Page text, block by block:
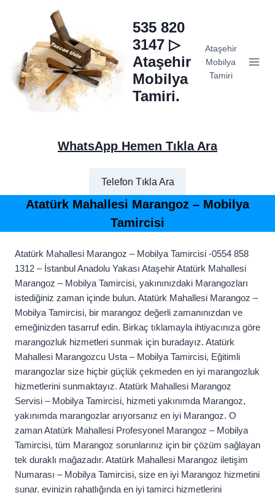
535 820
3147 ▷
Ataşehir
Mobilya
Tamiri.
Ataşehir
Mobilya
Tamiri
WhatsApp Hemen Tıkla Ara
Telefon Tıkla Ara
Atatürk Mahallesi Marangoz – Mobilya
Tamircisi
Atatürk Mahallesi Marangoz – Mobilya Tamircisi -0554 858
1312 – İstanbul Anadolu Yakası Ataşehir Atatürk Mahallesi
Marangoz – Mobilya Tamircisi, yakınınızdaki Marangozları
istediğiniz zaman içinde bulun. Atatürk Mahallesi Marangoz –
Mobilya Tamircisi, bir marangoz değerli zamanınızdan ve
emeğinizden tasarruf edin. Birkaç tıklamayla ihtiyacınıza göre
marangozluk hizmetleri sunmak için buradayız. Atatürk
Mahallesi Marangozcu Usta – Mobilya Tamircisi, Eğitimli
marangozlar size hiçbir güçlük çekmeden en iyi marangozluk
hizmetlerini sunmaktayız. Atatürk Mahallesi Marangoz
Servisi – Mobilya Tamircisi, hizmeti yakınımda Marangoz,
yakınımda marangozlar arıyorsanız en iyi Marangoz. O
zaman Atatürk Mahallesi Profesyonel Marangoz – Mobilya
Tamircisi, tüm Marangoz sorunlarınız için bir çözüm sağlayan
tek duraklı mağazadır. Atatürk Mahallesi Marangoz iletişim
Numarası – Mobilya Tamircisi, size en iyi Marangoz hizmetini
sunar. evinizin rahatlığında en iyi tamirci hizmetlerini